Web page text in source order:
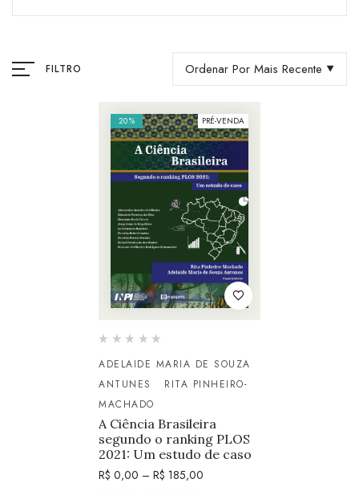
FILTRO Ordenar Por Mais Recente
20% PRÉ-VENDA
ADELAIDE MARIA DE SOUZA
ANTUNES
RITA PINHEIRO-
MACHADO
A Ciência Brasileira
segundo o ranking PLOS
2021: Um estudo de caso
R$ 0,00 – R$ 185,00